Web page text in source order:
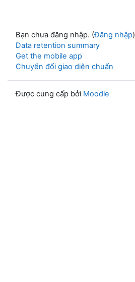
Bạn chưa đăng nhập. (Đăng nhập)
Data retention summary
Get the mobile app
Chuyển đổi giao diện chuẩn
Được cung cấp bởi Moodle